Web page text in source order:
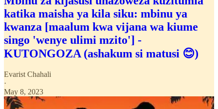
katika maisha ya kila siku: mbinu ya
kwanza [maalum kwa vijana wa kiume
singo 'wenye ulimi mzito'] -
KUTONGOZA (ashakum si matusi 😊)
Evarist Chahali
·
May 8, 2023